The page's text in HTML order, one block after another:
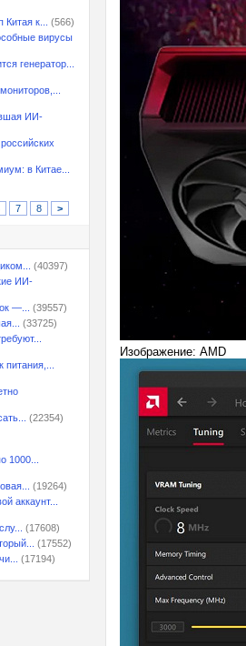
к...
(566)
вирусы
генератор...
ИИ-
в Китае...
7 8 >
(40397)
ИИ-
—...
(39557)
(33725)
(22354)
1000...
(19264)
аккаунт...
(17608)
(17552)
(17194)
Изображение: AMD